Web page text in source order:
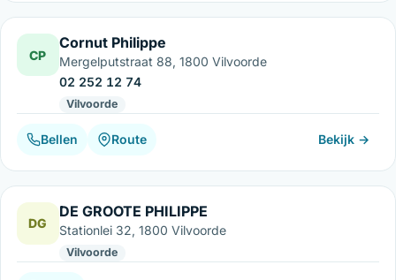
CP
Cornut Philippe
Mergelputstraat 88, 1800 Vilvoorde
02 252 12 74
Vilvoorde
Bellen Route Bekijk →
DG
DE GROOTE PHILIPPE
Stationlei 32, 1800 Vilvoorde
Vilvoorde